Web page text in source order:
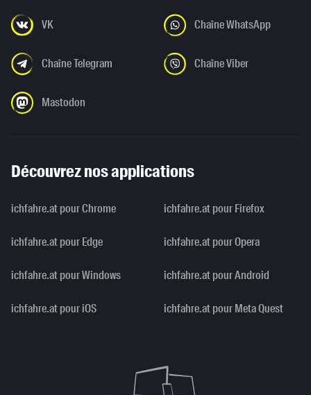
VK Chaîne WhatsApp
Chaîne Telegram Chaîne Viber
Mastodon
Découvrez nos applications
ichfahre.at pour Chrome ichfahre.at pour Firefox
ichfahre.at pour Edge ichfahre.at pour Opera
ichfahre.at pour Windows ichfahre.at pour Android
ichfahre.at pour iOS ichfahre.at pour Meta Quest